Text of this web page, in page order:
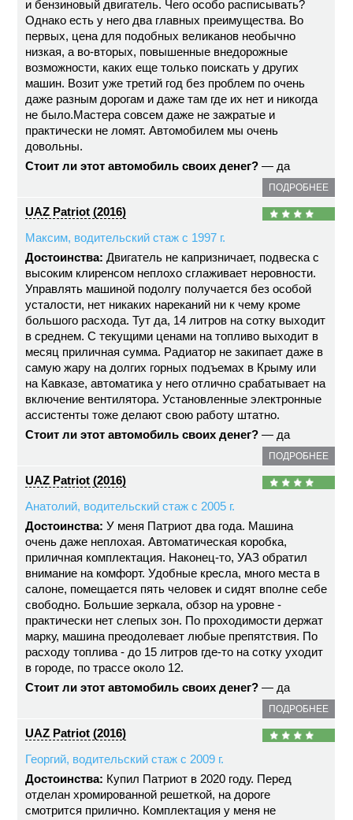
и бензиновый двигатель. Чего особо расписывать?
Однако есть у него два главных преимущества. Во
первых, цена для подобных великанов необычно
низкая, а во-вторых, повышенные внедорожные
возможности, каких еще только поискать у других
машин. Возит уже третий год без проблем по очень
даже разным дорогам и даже там где их нет и никогда
не было.Мастера совсем даже не зажратые и
практически не ломят. Автомобилем мы очень
довольны.
Стоит ли этот автомобиль своих денег? — да
ПОДРОБНЕЕ
UAZ Patriot (2016)
Максим, водительский стаж с 1997 г.
Достоинства: Двигатель не капризничает, подвеска с
высоким клиренсом неплохо сглаживает неровности.
Управлять машиной подолгу получается без особой
усталости, нет никаких нареканий ни к чему кроме
большого расхода. Тут да, 14 литров на сотку выходит
в среднем. С текущими ценами на топливо выходит в
месяц приличная сумма. Радиатор не закипает даже в
самую жару на долгих горных подъемах в Крыму или
на Кавказе, автоматика у него отлично срабатывает на
включение вентилятора. Установленные электронные
ассистенты тоже делают свою работу штатно.
Стоит ли этот автомобиль своих денег? — да
ПОДРОБНЕЕ
UAZ Patriot (2016)
Анатолий, водительский стаж с 2005 г.
Достоинства: У меня Патриот два года. Машина
очень даже неплохая. Автоматическая коробка,
приличная комплектация. Наконец-то, УАЗ обратил
внимание на комфорт. Удобные кресла, много места в
салоне, помещается пять человек и сидят вполне себе
свободно. Большие зеркала, обзор на уровне -
практически нет слепых зон. По проходимости держат
марку, машина преодолевает любые препятствия. По
расходу топлива - до 15 литров где-то на сотку уходит
в городе, по трассе около 12.
Стоит ли этот автомобиль своих денег? — да
ПОДРОБНЕЕ
UAZ Patriot (2016)
Георгий, водительский стаж с 2009 г.
Достоинства: Купил Патриот в 2020 году. Перед
отделан хромированной решеткой, на дороге
смотрится прилично. Комплектация у меня не